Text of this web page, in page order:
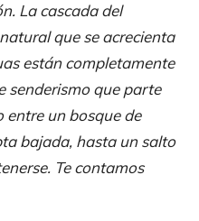
La cascada del
que se acrecienta
están completamente
senderismo que parte
entre un bosque de
bajada, hasta un salto
Te contamos